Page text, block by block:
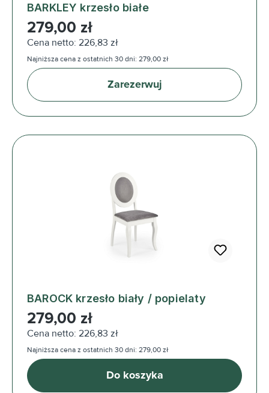
BARKLEY krzesło białe
Cena regularna:
279,00 zł
Cena netto: 226,83 zł
Najniższa cena z ostatnich 30 dni: 279,00 zł
Zarezerwuj
BAROCK krzesło biały / popielaty
Cena regularna:
279,00 zł
Cena netto: 226,83 zł
Najniższa cena z ostatnich 30 dni: 279,00 zł
Do koszyka